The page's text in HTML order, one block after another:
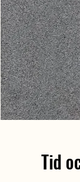
Tid